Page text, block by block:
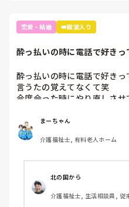
恋愛・結婚 👑殿堂入り
酔っ払いの時に電話で好き
酔っ払いの時に電話で好き
言うたの覚えてなくて笑
今度会った時にやり直しさ
その彼氏も私のこと好きで
正直なとこその人に気持ちが
こんな私は最低なやつなん
まーちゃん
介護福祉士, 有料老人ホーム
北の国から
介護福祉士, 生活相談員, 従